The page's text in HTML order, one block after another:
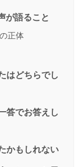
が語ること
正体
はどちらでし
答でお答えし
かもしれない